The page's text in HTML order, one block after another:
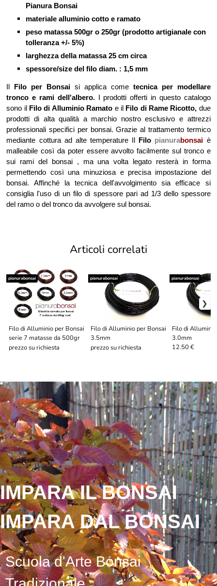
Pianura Bonsai
materiale alluminio cotto e ramato
peso matassa 500gr o 250gr (prodotto artigianale con
tolleranza +/- 5%)
larghezza della matassa 25 cm circa
spessore/size del filo diam. : 1,5 mm
Il Filo per Bonsaisi applica come tecnica per modellare
tronco e rami dell'albero.I prodotti offerti in questo catalogo
sono il Filo di Alluminio Ramato e il Filo di Rame Ricotto, due
prodotti di alta qualità a marchio nostro esclusivo e attrezzi
professionali specifici per bonsai. Grazie al trattamento termico
mediante cottura ad alte temperature Il Filo pianurabonsai è
malleabile così da poter essere avvolto facilmente sul tronco e
sui rami del bonsai , ma una volta legato resterà in forma
permettendo così una minuziosa e precisa impostazione del
bonsai. Affinché la tecnica dell'avvolgimento sia efficace si
consiglia l'uso di un filo di spessore pari ad 1/3 dello spessore
del ramo o del tronco da avvolgere sul bonsai.
Articoli correlati
Filo di Alluminio per Bonsai
serie 7 matasse da 500gr
pianurabonsai
prezzo su richiesta
Filo di Alluminio per Bonsai
3.5mm
pianurabonsai
prezzo su richiesta
Filo di
3.0mm
pianurabonsai
12.50 €
IMPARA IL BONSAI
IMPARA DAL BONSAI
Scuola d'Arte Bonsai